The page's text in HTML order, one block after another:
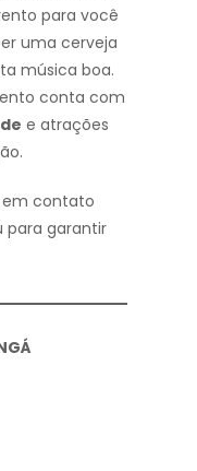
para você
uma cerveja
música boa.
conta com
e atrações
em contato
para garantir